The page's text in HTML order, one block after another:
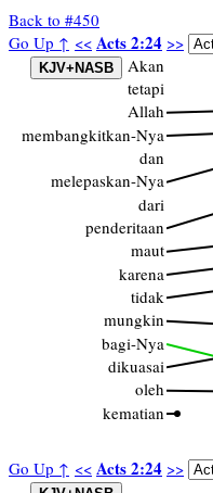
Back to #450
Go Up ↑ << Acts 2:24 >>
Go Up ↑ << Acts 2:24 >>
Akan
tetapi
Allah
membangkitkan-Nya
dan
melepaskan-Nya
dari
penderitaan
maut
karena
tidak
mungkin
bagi-Nya
dikuasai
oleh
kematian